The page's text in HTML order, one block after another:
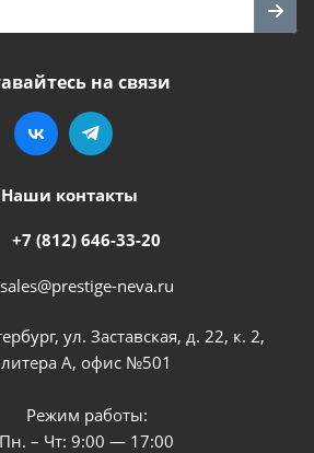
на связи
Наши контакты
+7 (812) 646-33-20
sales@prestige-neva.ru
ул. Заставская, д. 22, к. 2,
литера А, офис №501
Режим работы:
Пн. – Чт: 9:00 — 17:00